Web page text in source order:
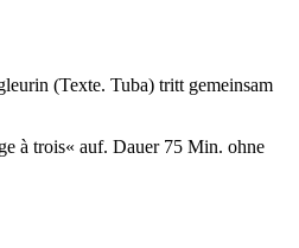
(Texte. Tuba) tritt gemeinsam
à trois« auf. Dauer 75 Min. ohne